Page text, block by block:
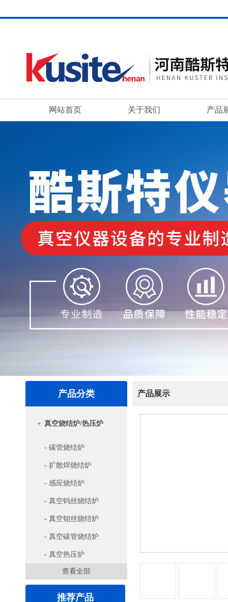
网站首页 关于我们 产品
产品分类
+ 真空烧结炉/热压炉
- 碳管烧结炉
- 扩散焊烧结炉
- 感应烧结炉
- 真空钨丝烧结炉
- 真空钼丝烧结炉
- 真空碳管烧结炉
- 真空热压炉
查看全部
推荐产品
产品展示